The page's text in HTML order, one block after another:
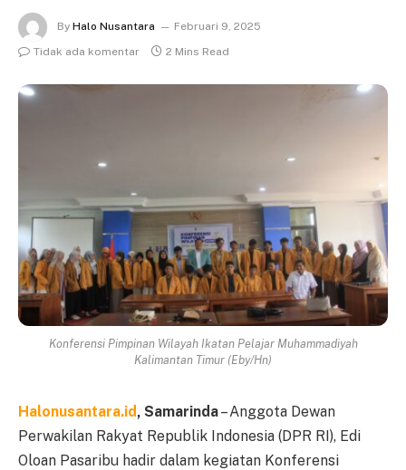
By Halo Nusantara
Februari 9, 2025
Tidak ada komentar
2 Mins Read
Konferensi Pimpinan Wilayah Ikatan Pelajar Muhammadiyah
Kalimantan Timur (Eby/Hn)
Halonusantara.id, Samarinda– Anggota Dewan
Perwakilan Rakyat Republik Indonesia (DPR RI), Edi
Oloan Pasaribu hadir dalam kegiatan Konferensi